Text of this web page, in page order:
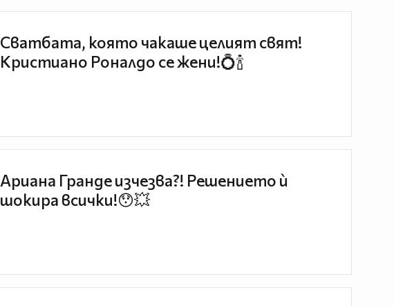
Сватбата, която чакаше целият свят!
Кристиано Роналдо се жени!💍🍾
Ариана Гранде изчезва?! Решението ѝ
шокира всички!😯💥